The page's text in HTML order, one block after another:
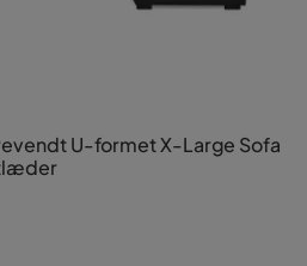
U-formet X-Large Sofa